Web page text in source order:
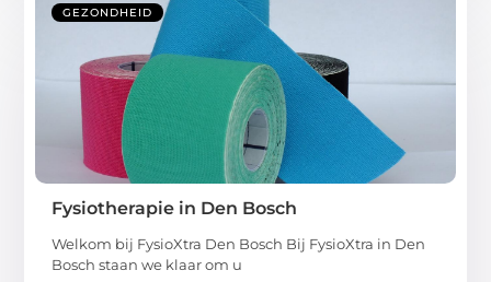
GEZONDHEID
Fysiotherapie in Den Bosch
Welkom bij FysioXtra Den Bosch Bij FysioXtra in Den
Bosch staan we klaar om u